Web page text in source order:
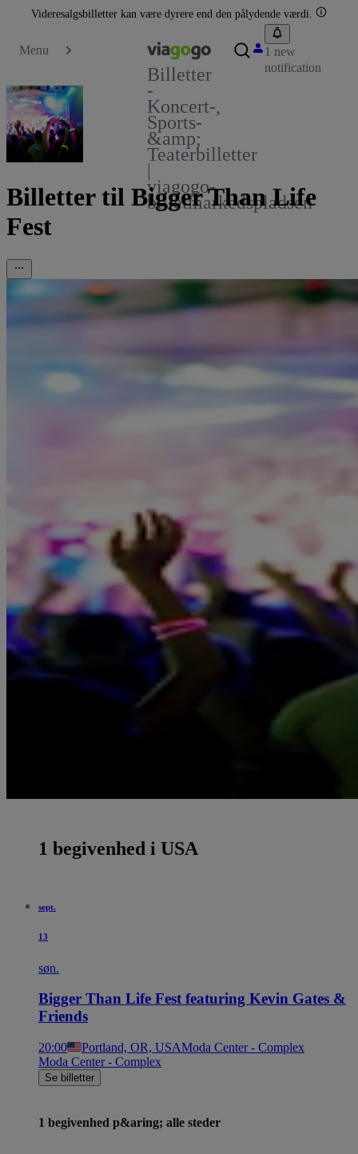
Videresalgsbilletter kan være dyrere end den pålydende værdi.
Menu
Billetter
-
Koncert-,
Sports-
&amp;
Teaterbilletter
|
viagogo-
billetmarkedspladsen
1 new
notification
Billetter til Bigger Than Life
Fest
1 begivenhed i USA
sept.
13
søn.
Bigger Than Life Fest featuring Kevin Gates &
Friends
20:00 Portland, OR, USAModa Center - Complex
Moda Center - Complex
Se billetter
1 begivenhed p&aring; alle steder